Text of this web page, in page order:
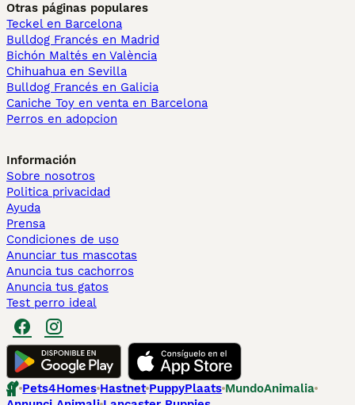
Otras páginas populares
Teckel en Barcelona
Bulldog Francés en Madrid
Bichón Maltés en València
Chihuahua en Sevilla
Bulldog Francés en Galicia
Caniche Toy en venta en Barcelona
Perros en adopcion
Información
Sobre nosotros
Politica privacidad
Ayuda
Prensa
Condiciones de uso
Anunciar tus mascotas
Anuncia tus cachorros
Anuncia tus gatos
Test perro ideal
Pets4Homes Hastnet PuppyPlaats MundoAnimalia